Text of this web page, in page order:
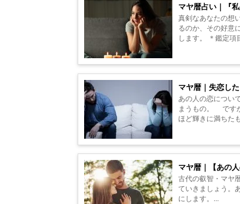
マヤ暦占い｜『
真剣なあなたの想
るのか、その好意
します。 ＊鑑定
マヤ暦｜失恋し
あの人の恋につい
まうもの。 です
ほど輝きに満ちた
マヤ暦｜【あの
古代の叡智・マヤ
ていきましょう。
にします。...